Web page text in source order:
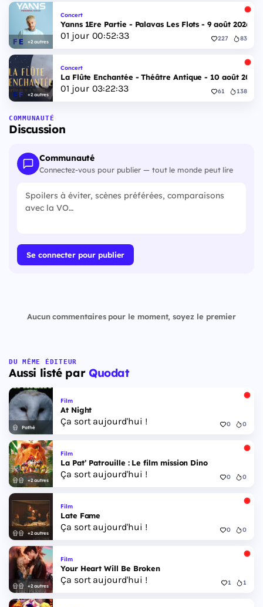
+2 autres
Concert
Yanns 1Ere Partie - Palavas Les Flots - 9 août 2026
01 jour 00:52:32 227 83
+2 autres
Concert
La Flûte Enchantée - Théâtre Antique - 10 août 2026
01 jour 03:22:32 61 138
COMMUNAUTÉ
Discussion
Communauté
Connectez-vous pour publier — tout le monde peut lire
Se connecter pour publier
Aucun commentaires pour le moment, soyez le premier
DU MÊME ÉDITEUR
Aussi listé par Quodat
Pathé
Film
At Night
Ça sort aujourd'hui ! 0 0
+2 autres
Film
La Pat’ Patrouille : Le film mission Dino
Ça sort aujourd'hui ! 0 0
+2 autres
Film
Late Fame
Ça sort aujourd'hui ! 0 0
+2 autres
Film
Your Heart Will Be Broken
Ça sort aujourd'hui ! 1 1